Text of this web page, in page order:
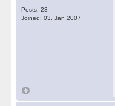
Posts: 23
Joined: 03. Jan 2007